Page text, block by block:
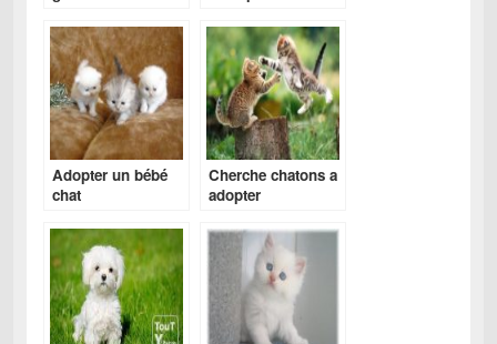
Adopter un bébé
chat
Cherche chatons a
adopter